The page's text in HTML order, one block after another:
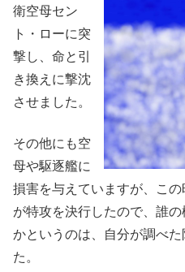
衛空母セン
ト・ローに突
撃し、命と引
き換えに撃沈
させました。
その他にも空
母や駆逐艦に
損害を与えていますが、こ
が特攻を決行したので、誰
かというのは、自分が調べ
た。